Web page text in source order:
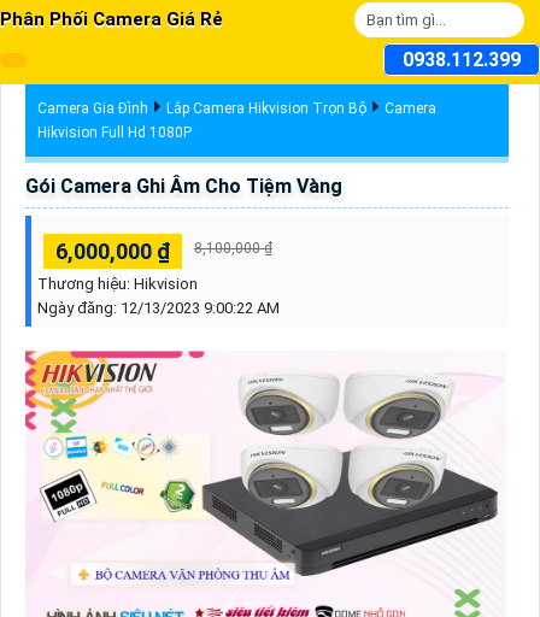
Phân Phối Camera Giá Rẻ
0938.112.399
Camera Gia Đình Lắp Camera Hikvision Trọn Bộ
Camera
Hikvision Full Hd 1080P
Gói Camera Ghi Âm Cho Tiệm Vàng
6,000,000 ₫ 8,100,000 ₫
Thương hiệu: Hikvision
Ngày đăng: 12/13/2023 9:00:22 AM